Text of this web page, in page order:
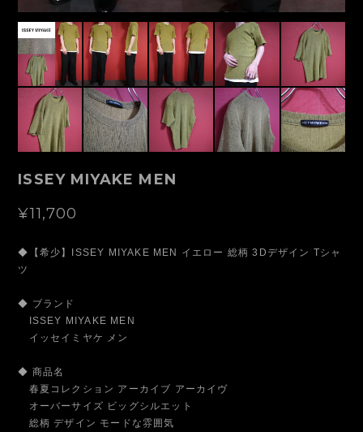
ISSEY MIYAKE MEN
¥11,700
◆【希少】ISSEY MIYAKE MEN イエロー 総柄 3Dデザイン Tシャ
ツ
◆ ブランド
ISSEY MIYAKE MEN
イッセイミヤケ メン
◆ 商品名
春夏コレクション アーカイブ アーカイヴ
オーバーサイズ ビッグシルエット
総柄 デザイン モードな雰囲気